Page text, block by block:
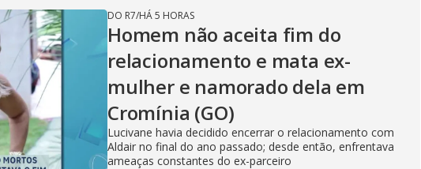
DO R7/HÁ 5 HORAS
Homem não aceita fim do
relacionamento e mata ex-
mulher e namorado dela em
Cromínia (GO)
Lucivane havia decidido encerrar o relacionamento com
Aldair no final do ano passado; desde então, enfrentava
ameaças constantes do ex-parceiro